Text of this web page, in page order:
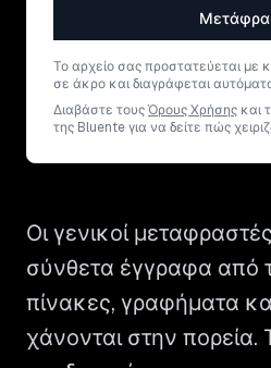
Το αρχείο σας προστατεύεται
σε άκρο και διαγράφεται
Διαβάστε τουςΌρους Χρήσης και
της Bluente για να δείτε πώς
Οι γενικοί
σύνθετα έγγραφα από
πίνακες, γραφήματα
χάνονται στην πορεία.